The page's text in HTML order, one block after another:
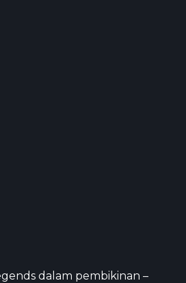
dalam pembikinan –